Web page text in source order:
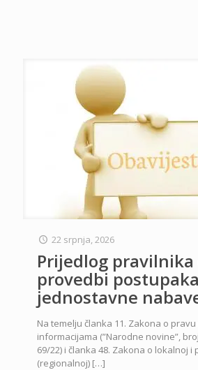
22 srpnja, 2026
Prijedlog pravilnika
provedbi postupaka
jednostavne
Na temelju članka 11. Zakona o
informacijama (”Narodne novine”,
69/22) i članka 48. Zakona o lokalnoj i
(regionalnoj) […]